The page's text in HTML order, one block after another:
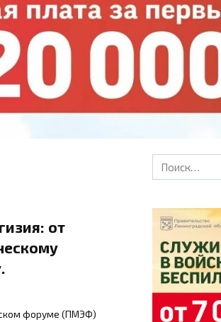
от
форуме (ПМЭФ)
Search
for: